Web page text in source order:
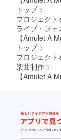
トップ >
プロジェクト
ライブ・フェ
【Amulet A
トップ >
プロジェクト
楽曲制作 >
【Amulet A